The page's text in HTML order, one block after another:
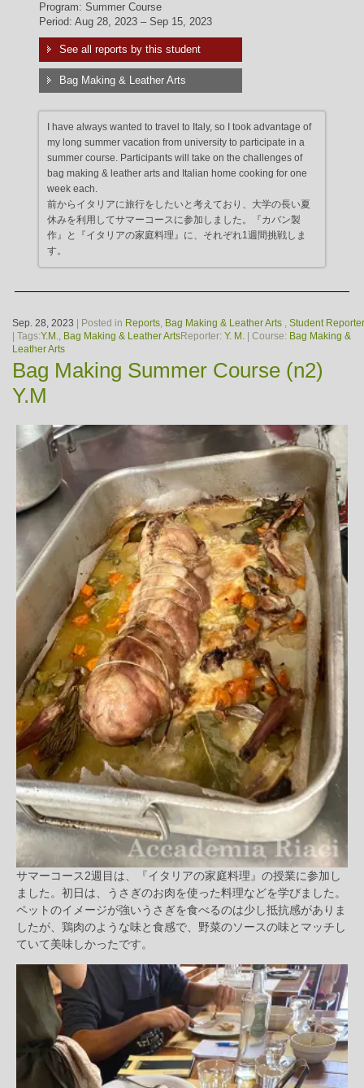
Program: Summer Course
Period: Aug 28, 2023 – Sep 15, 2023
See all reports by this student
Bag Making & Leather Arts
I have always wanted to travel to Italy, so I took advantage of
my long summer vacation from university to participate in a
summer course. Participants will take on the challenges of
bag making & leather arts and Italian home cooking for one
week each.
前からイタリアに旅行をしたいと考えており、大学の長い夏
休みを利用してサマーコースに参加しました。『カバン製
作』と『イタリアの家庭料理』に、それぞれ1週間挑戦しま
す。
Sep. 28, 2023 | Posted in Reports, Bag Making & Leather Arts , Student Reporter
| Tags:Y.M., Bag Making & Leather ArtsReporter: Y. M. | Course: Bag Making &
Leather Arts
Bag Making Summer Course (n2)
Y.M
サマーコース2週目は、『イタリアの家庭料理』の授業に参加し
ました。初日は、うさぎのお肉を使った料理などを学びました。
ペットのイメージが強いうさぎを食べるのは少し抵抗感がありま
したが、鶏肉のような味と食感で、野菜のソースの味とマッチし
ていて美味しかったです。